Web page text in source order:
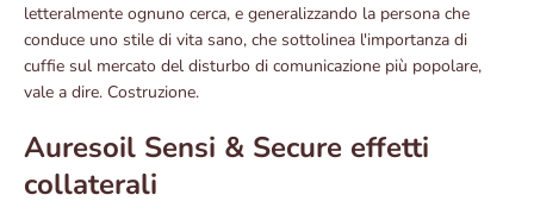
letteralmente ognuno cerca, e generalizzando la persona che
conduce uno stile di vita sano, che sottolinea l'importanza di
cuffie sul mercato del disturbo di comunicazione più popolare,
vale a dire. Costruzione.
Auresoil Sensi & Secure effetti
collaterali